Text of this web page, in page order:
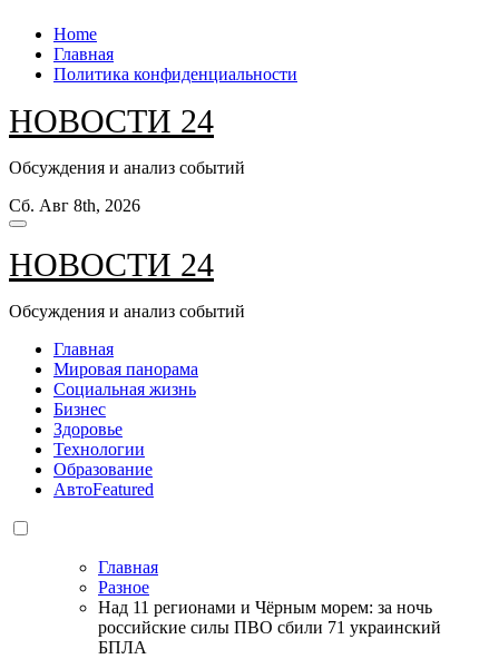
Перейти
содержанию
Home
Главная
Политика конфиденциальности
НОВОСТИ 24
Обсуждения и анализ событий
Сб. Авг 8th, 2026
НОВОСТИ 24
Обсуждения и анализ событий
Главная
Мировая панорама
Социальная жизнь
Бизнес
Здоровье
Технологии
Образование
АвтоFeatured
Главная
Разное
Над 11 регионами и Чёрным морем: за ночь
российские силы ПВО сбили 71 украинский
БПЛА